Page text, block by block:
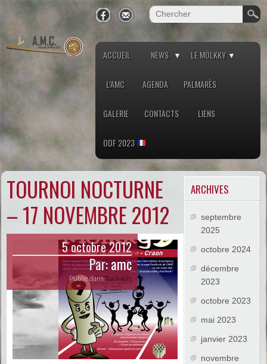
ACCUEIL NEWS LE MÖLKKY
L’AMC AGENDA PALMARÈS
GALERIE CONTACTS LIENS
ODF 2023
TOURNOI NOCTURNE
– 17 NOVEMBRE 2012
5 octobre 2012
Par:amc
Publié dansTournois
ARCHIVES
septembre
2025
octobre 2024
décembre
2023
octobre 2023
mai 2023
janvier 2023
novembre